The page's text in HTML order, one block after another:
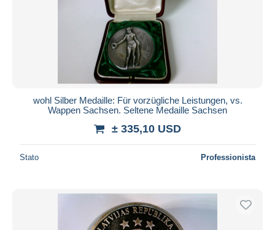
wohl Silber Medaille: Für vorzügliche Leistungen, vs.
Wappen Sachsen. Seltene Medaille Sachsen
± 335,10 USD
Stato Professionista